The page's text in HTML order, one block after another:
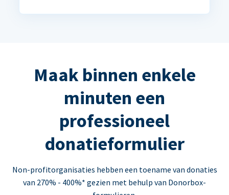
Maak binnen enkele
minuten een
professioneel
donatieformulier
Non-profitorganisaties hebben een toename van donaties
van 270% - 400%* gezien met behulp van Donorbox-